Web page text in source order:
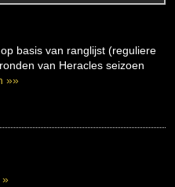
basis van ranglijst (reguliere
van Heracles seizoen
»»
»